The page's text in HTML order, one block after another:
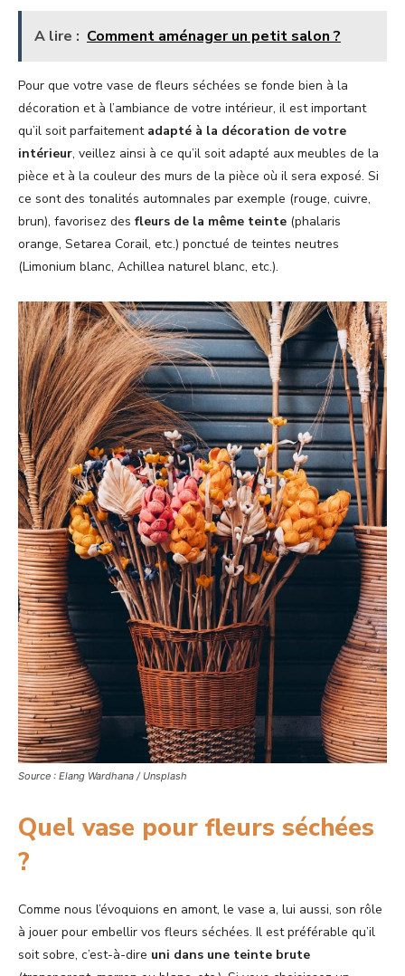
A lire : Comment aménager un petit salon ?
Pour que votre vase de fleurs séchées se fonde bien à la
décoration et à l’ambiance de votre intérieur, il est important
qu’il soit parfaitement adapté à la décoration de votre
intérieur, veillez ainsi à ce qu’il soit adapté aux meubles de la
pièce et à la couleur des murs de la pièce où il sera exposé. Si
ce sont des tonalités automnales par exemple (rouge, cuivre,
brun), favorisez des fleurs de la même teinte (phalaris
orange, Setarea Corail, etc.) ponctué de teintes neutres
(Limonium blanc, Achillea naturel blanc, etc.).
Source : Elang Wardhana / Unsplash
Quel vase pour fleurs séchées
?
Comme nous l’évoquions en amont, le vase a, lui aussi, son rôle
à jouer pour embellir vos fleurs séchées. Il est préférable qu’il
soit sobre, c’est-à-dire uni dans une teinte brute